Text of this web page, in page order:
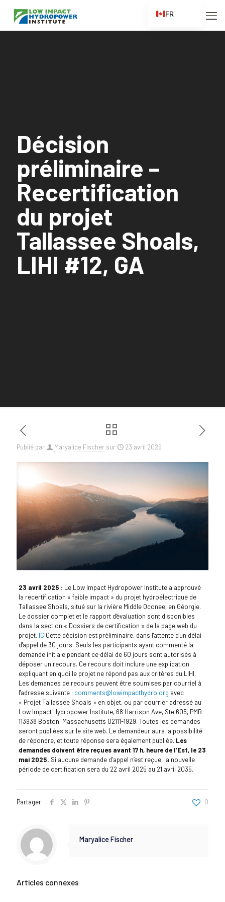
Décision
préliminaire –
Recertification
du projet
Tallassee Shoals,
LIHI #12, GA
Publié par Maryalice Fischer sur 23 avril 2025
23 avril 2025 : Le Low Impact Hydropower Institute a approuvé
la recertification « faible impact » du projet hydroélectrique de
Tallassee Shoals, situé sur la rivière Middle Oconee, en Géorgie.
Le dossier complet et le rapport d'évaluation sont disponibles
dans la section « Dossiers de certification » de la page web du
projet. ICICette décision est préliminaire, dans l'attente d'un délai
d'appel de 30 jours. Seuls les participants ayant commenté la
demande initiale pendant ce délai de 60 jours sont autorisés à
déposer un recours. Ce recours doit inclure une explication
expliquant en quoi le projet ne répond pas aux critères du LIHI.
Les demandes de recours peuvent être soumises par courriel à
l'adresse suivante : comments@lowimpacthydro.org avec
« Projet Tallassee Shoals » en objet, ou par courrier adressé au
Low Impact Hydropower Institute, 68 Harrison Ave, Ste 605, PMB
113938 Boston, Massachusetts 02111-1929. Toutes les demandes
seront publiées sur le site web. Le demandeur aura la possibilité
de répondre, et toute réponse sera également publiée. Les
demandes doivent être reçues avant 17 h, heure de l’Est, le 23
mai 2025. Si aucune demande d’appel n’est reçue, la nouvelle
période de certification sera du 22 avril 2025 au 21 avril 2035.
Partager 0
Maryalice Fischer
Articles connexes
FR
EN